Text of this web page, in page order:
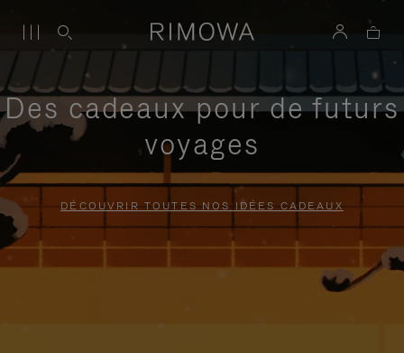
Des cadeaux pour de futurs
voyages
DÉCOUVRIR TOUTES NOS IDÉES CADEAUX